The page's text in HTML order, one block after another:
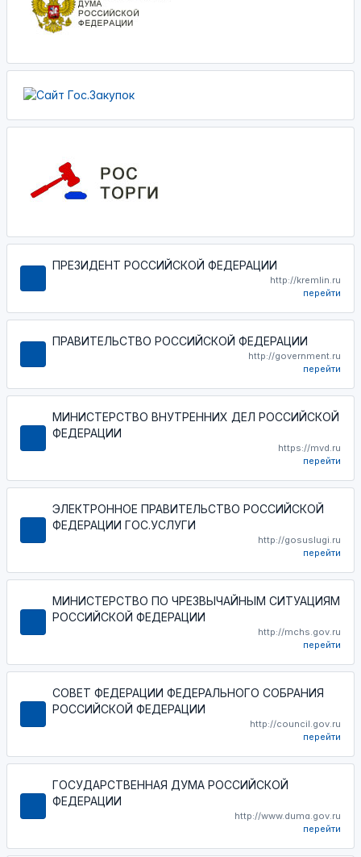
ПРЕЗИДЕНТ РОССИЙСКОЙ ФЕДЕРАЦИИ
http://kremlin.ru
перейти
ПРАВИТЕЛЬСТВО РОССИЙСКОЙ ФЕДЕРАЦИИ
http://government.ru
перейти
МИНИСТЕРСТВО ВНУТРЕННИХ ДЕЛ РОССИЙСКОЙ
ФЕДЕРАЦИИ
https://mvd.ru
перейти
ЭЛЕКТРОННОЕ ПРАВИТЕЛЬСТВО РОССИЙСКОЙ
ФЕДЕРАЦИИ ГОС.УСЛУГИ
http://gosuslugi.ru
перейти
МИНИСТЕРСТВО ПО ЧРЕЗВЫЧАЙНЫМ СИТУАЦИЯМ
РОССИЙСКОЙ ФЕДЕРАЦИИ
http://mchs.gov.ru
перейти
СОВЕТ ФЕДЕРАЦИИ ФЕДЕРАЛЬНОГО СОБРАНИЯ
РОССИЙСКОЙ ФЕДЕРАЦИИ
http://council.gov.ru
перейти
ГОСУДАРСТВЕННАЯ ДУМА РОССИЙСКОЙ
ФЕДЕРАЦИИ
http://www.duma.gov.ru
перейти